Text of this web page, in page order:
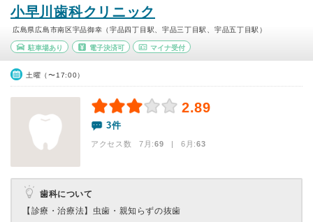
小早川歯科クリニック
広島県広島市南区宇品御幸（宇品四丁目駅、宇品三丁目駅、宇品五丁目駅）
駐車場あり 電子決済可 マイナ受付
土曜（〜17:00）
2.89
3件
アクセス数 7月:69 | 6月:63
歯科について
【診療・治療法】 虫歯・親知らずの抜歯